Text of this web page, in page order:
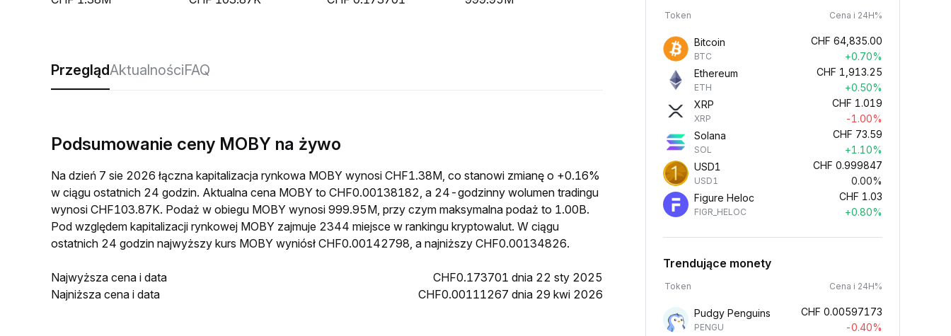
PrzeglądAktualnościFAQ
Podsumowanie ceny MOBY na żywo
Na dzień 7 sie 2026 łączna kapitalizacja rynkowa MOBY wynosi CHF1.38M, co stanowi zmianę o +0.16%
w ciągu ostatnich 24 godzin. Aktualna cena MOBY to CHF0.00138182, a 24-godzinny wolumen tradingu
wynosi CHF103.87K. Podaż w obiegu MOBY wynosi 999.95M, przy czym maksymalna podaż to 1.00B.
Pod względem kapitalizacji rynkowej MOBY zajmuje 2344 miejsce w rankingu kryptowalut. W ciągu
ostatnich 24 godzin najwyższy kurs MOBY wyniósł CHF0.00142798, a najniższy CHF0.00134826.
Najwyższa cena i data
CHF0.173701 dnia 22 sty 2025
Najniższa cena i data
CHF0.00111267 dnia 29 kwi 2026
Token Cena i 24H%
Bitcoin
BTC
CHF 64,835.00
+0.70%
Ethereum
ETH
CHF 1,913.25
+0.50%
XRP
XRP
CHF 1.019
-1.00%
Solana
SOL
CHF 73.59
+1.10%
USD1
USD1
CHF 0.999847
0.00%
Figure Heloc
FIGR_HELOC
CHF 1.03
+0.80%
Trendujące monety
Token Cena i 24H%
Pudgy Penguins
PENGU
CHF 0.00597173
-0.40%